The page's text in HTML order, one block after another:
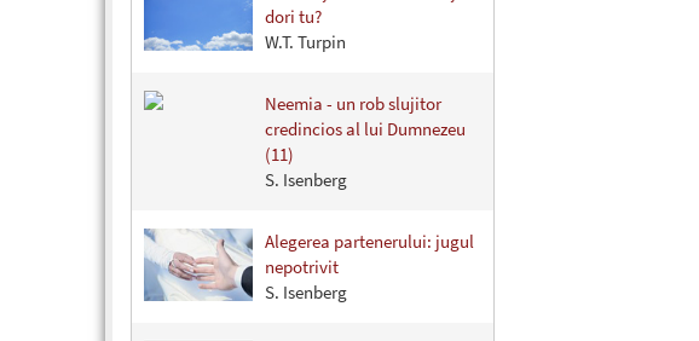
dori tu?
W.T. Turpin
Neemia - un rob slujitor
credincios al lui Dumnezeu
(11)
S. Isenberg
Alegerea partenerului: jugul
nepotrivit
S. Isenberg